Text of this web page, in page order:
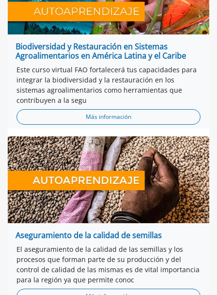
Biodiversidad y Restauración en Sistemas
Agroalimentarios en América Latina y el Caribe
Este curso virtual FAO fortalecerá tus capacidades para
integrar la biodiversidad y la restauración en los
sistemas agroalimentarios como herramientas que
contribuyen a la segu
Más información
Aseguramiento de la calidad de semillas
El aseguramiento de la calidad de las semillas y los
procesos que forman parte de su producción y del
control de calidad de las mismas es de vital importancia
para la región ya que permite conoc